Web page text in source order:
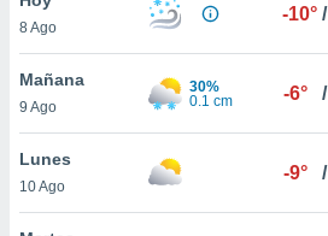
en
más
nuestra
8 Ago
-10° /
Mañana
9 Ago
30%
0.1 cm
-6° /
Lunes
10 Ago
-9° /